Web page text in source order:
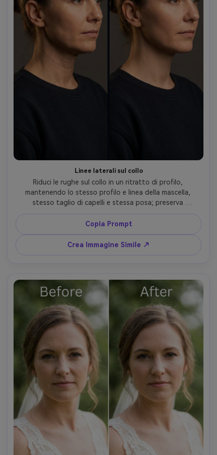
Linee laterali sul collo
Riduci le rughe sul collo in un ritratto di profilo,
mantenendo lo stesso profilo e linea della mascella,
stesso taglio di capelli e stessa posa; preserva
illuminazione originale, transizioni delle ombre e dettagli
dello sfondo mantenendo intatta la scollatura dell’abito,
mantenendo le cuciture del tessuto --ar 4:5
Copia Prompt
Crea Immagine Simile ↗